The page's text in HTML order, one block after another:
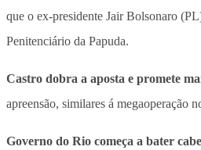
que o ex-presidente Jair Bolsonaro
Penitenciário da Papuda.
Castro dobra a aposta e promete
apreensão, similares á megaoperação
Governo do Rio começa a bater